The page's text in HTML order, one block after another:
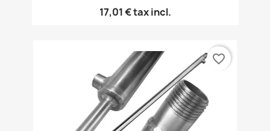
17,01 €tax incl.
favorite_border